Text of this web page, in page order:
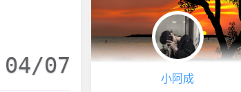
04/07 小阿成